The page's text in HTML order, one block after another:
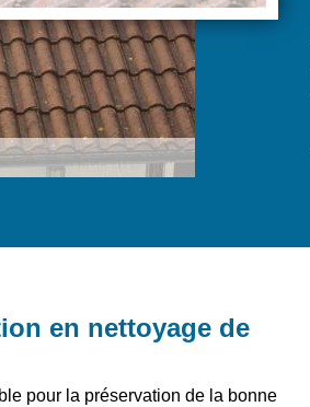
en nettoyage de
pour la préservation de la bonne